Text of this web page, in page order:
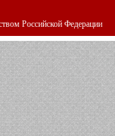
Российской Федерации